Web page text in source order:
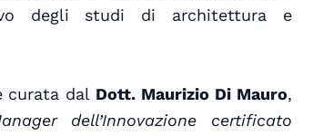
degli studi di architettura e
curata dal Dott. Maurizio Di Mauro,
dell’Innovazione certificato